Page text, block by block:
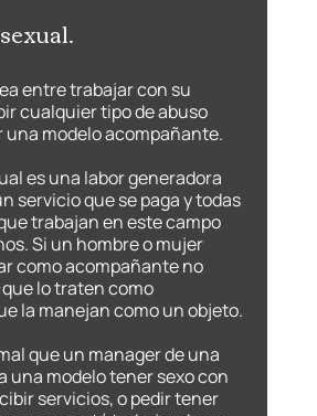
entre trabajar con su
cualquier tipo de abuso
una modelo acompañante.
es una labor generadora
servicio que se paga y todas
trabajan en este campo
Si un hombre o mujer
como acompañante no
lo traten como
la manejan como un objeto.
que un manager de una
una modelo tener sexo con
servicios, o pedir tener